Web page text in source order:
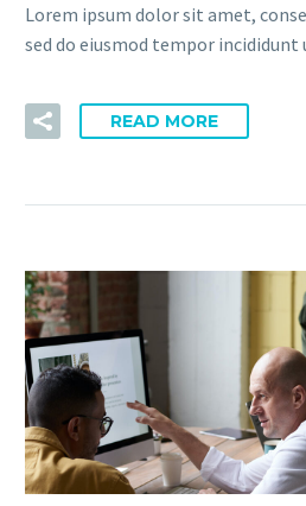
Lorem ipsum dolor sit amet,
sed do eiusmod tempor incididunt
READ MORE